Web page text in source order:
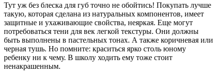
Тут уж без блеска для губ точно не обойтись! Покупать лучше
такую, которая сделана из натуральных компонентов, имеет
защитные и ухаживающие свойства, неяркая. Еще могут
потребоваться тени для век легкой текстуры. Они должны
быть выполнены в пастельных тонах. А также коричневая или
черная тушь. Но помните: краситься ярко столь юному
ребенку ни к чему. В школу ходить ему тоже стоит
ненакрашенным.